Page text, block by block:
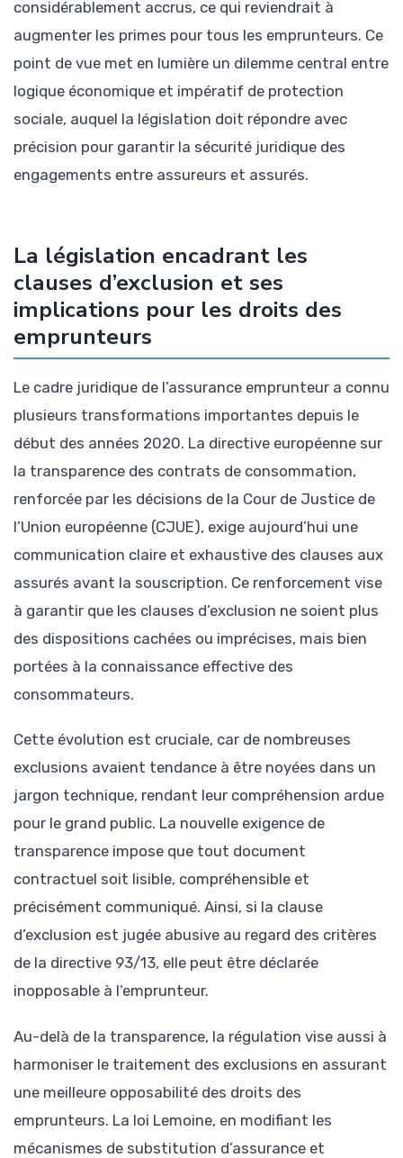
considérablement accrus, ce qui reviendrait à
augmenter les primes pour tous les emprunteurs. Ce
point de vue met en lumière un dilemme central entre
logique économique et impératif de protection
sociale, auquel la législation doit répondre avec
précision pour garantir la sécurité juridique des
engagements entre assureurs et assurés.
La législation encadrant les
clauses d’exclusion et ses
implications pour les droits des
emprunteurs
Le cadre juridique de l’assurance emprunteur a connu
plusieurs transformations importantes depuis le
début des années 2020. La directive européenne sur
la transparence des contrats de consommation,
renforcée par les décisions de la Cour de Justice de
l’Union européenne (CJUE), exige aujourd’hui une
communication claire et exhaustive des clauses aux
assurés avant la souscription. Ce renforcement vise
à garantir que les clauses d’exclusion ne soient plus
des dispositions cachées ou imprécises, mais bien
portées à la connaissance effective des
consommateurs.
Cette évolution est cruciale, car de nombreuses
exclusions avaient tendance à être noyées dans un
jargon technique, rendant leur compréhension ardue
pour le grand public. La nouvelle exigence de
transparence impose que tout document
contractuel soit lisible, compréhensible et
précisément communiqué. Ainsi, si la clause
d’exclusion est jugée abusive au regard des critères
de la directive 93/13, elle peut être déclarée
inopposable à l’emprunteur.
Au-delà de la transparence, la régulation vise aussi à
harmoniser le traitement des exclusions en assurant
une meilleure opposabilité des droits des
emprunteurs. La loi Lemoine, en modifiant les
mécanismes de substitution d’assurance et